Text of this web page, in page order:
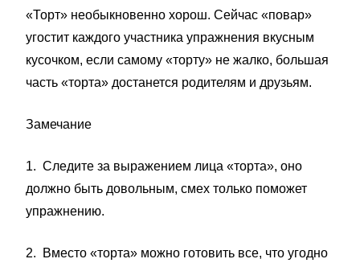
«Торт» необыкновенно хорош. Сейчас «повар»
угостит каждого участника упражнения вкусным
кусочком, если самому «торту» не жалко, большая
часть «торта» достанется родителям и друзьям.
Замечание
1. Следите за выражением лица «торта», оно
должно быть доволь­ным, смех только поможет
упражнению.
2.
Вместо «торта» можно готовить все, что угодно